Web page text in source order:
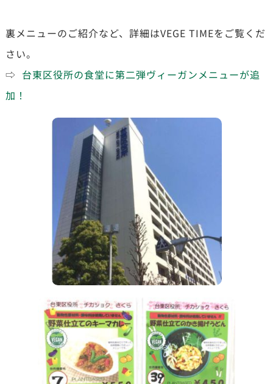
裏メニューのご紹介など、詳細はVEGE TIMEをご覧くだ
さい。
⇨ 台東区役所の食堂に第二弾ヴィーガンメニューが追
加！